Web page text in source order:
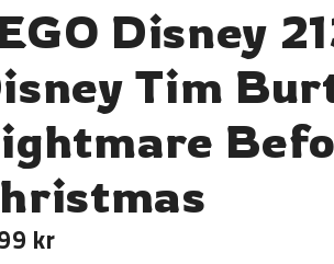
Disney
Tim
kr